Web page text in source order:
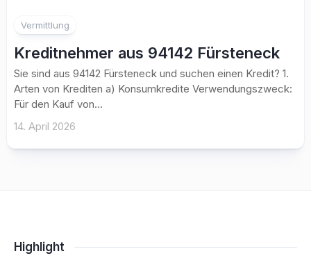
Vermittlung
Kreditnehmer aus 94142 Fürsteneck
Sie sind aus 94142 Fürsteneck und suchen einen Kredit? 1.
Arten von Krediten a) Konsumkredite Verwendungszweck:
Für den Kauf von...
14. April 2026
Highlight